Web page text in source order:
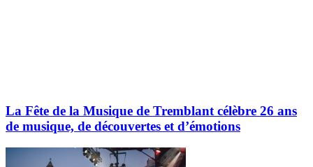
La Fête de la Musique de Tremblant célèbre 26 ans
de musique, de découvertes et d’émotions